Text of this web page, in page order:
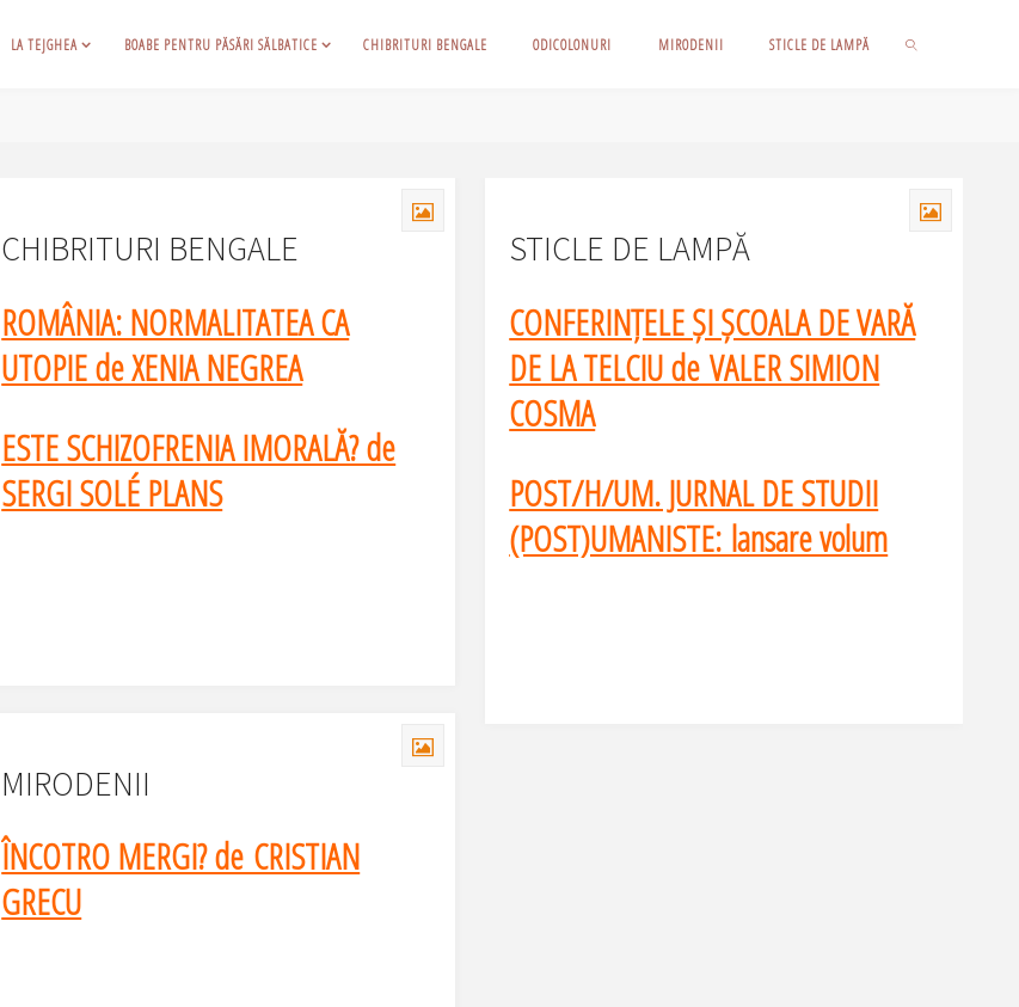
LA TEJGHEA BOABE PENTRU PĂSĂRI SĂLBATICE CHIBRITURI BENGALE ODICOLONURI MIRODENII STICLE DE LAMPĂ
CHIBRITURI BENGALE
ROMÂNIA: NORMALITATEA CA
UTOPIE de XENIA NEGREA
ESTE SCHIZOFRENIA IMORALĂ? de
SERGI SOLÉ PLANS
STICLE DE LAMPĂ
CONFERINȚELE ȘI ȘCOALA DE VARĂ
DE LA TELCIU de VALER SIMION
COSMA
POST/H/UM. JURNAL DE STUDII
(POST)UMANISTE: lansare volum
MIRODENII
ÎNCOTRO MERGI? de CRISTIAN
GRECU